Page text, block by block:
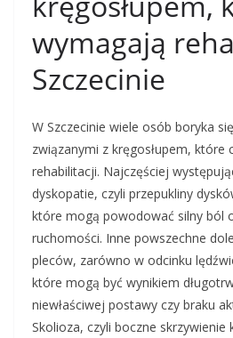
wymagają
Szczecinie
W Szczecinie wiele osób boryka
związanymi z kręgosłupem, które
rehabilitacji. Najczęściej
dyskopatie, czyli przepukliny
które mogą powodować silny ból
ruchomości. Inne powszechne
pleców, zarówno w odcinku
które mogą być wynikiem
niewłaściwej postawy czy braku
Skolioza, czyli boczne skrzywienie